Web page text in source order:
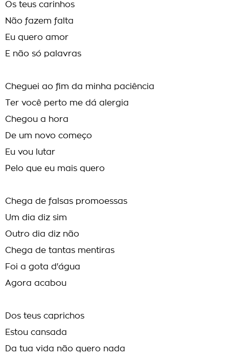
Os teus carinhos
Não fazem falta
Eu quero amor
E não só palavras
Cheguei ao fim da minha paciência
Ter você perto me dá alergia
Chegou a hora
De um novo começo
Eu vou lutar
Pelo que eu mais quero
Chega de falsas promoessas
Um dia diz sim
Outro dia diz não
Chega de tantas mentiras
Foi a gota d'água
Agora acabou
Dos teus caprichos
Estou cansada
Da tua vida não quero nada